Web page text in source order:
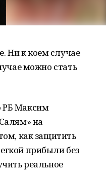
Ни к коем случае
можно стать
РБ Максим
на
как защитить
прибыли без
реальное